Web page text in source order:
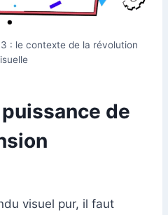
: le contexte de la révolution
de
visuel pur, il faut